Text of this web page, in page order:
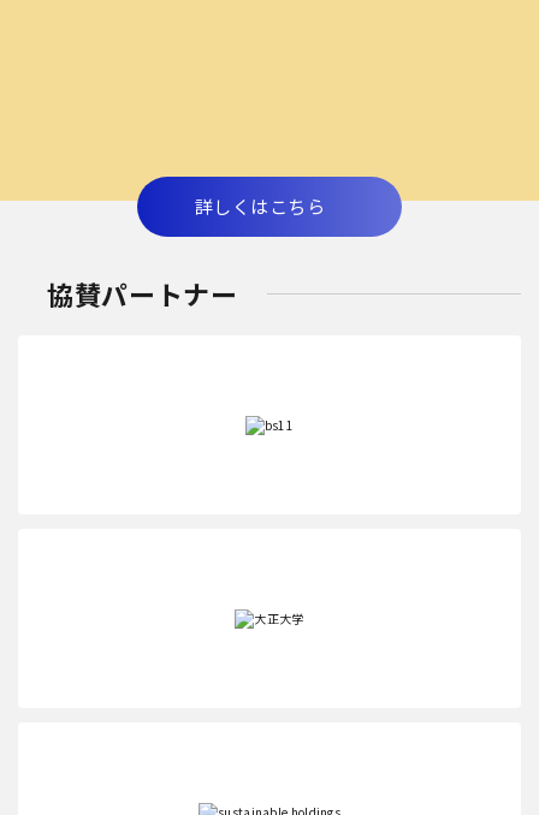
詳しくはこちら
協賛パートナー